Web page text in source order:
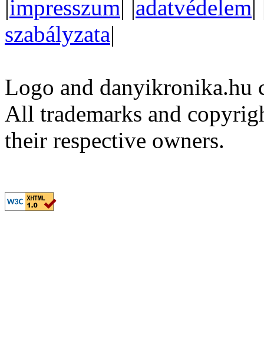
|impresszum| |adatvédelem|
szabályzata|
Logo and
All trademarks and
their respective owners.